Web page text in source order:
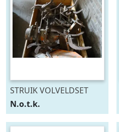
STRUIK VOLVELDSET
N.o.t.k.